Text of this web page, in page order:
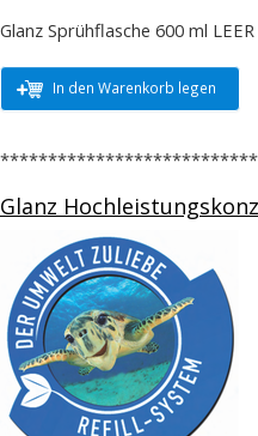
Glanz Sprühflasche 600 ml LEER
In den Warenkorb legen
Glanz